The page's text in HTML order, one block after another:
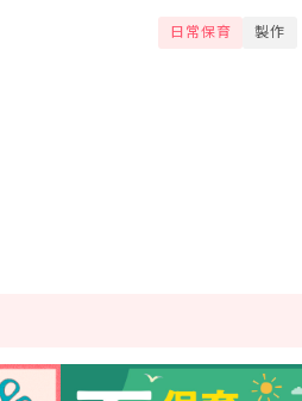
た...
日常保育 製作